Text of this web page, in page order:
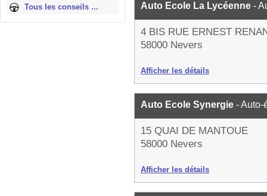
Tous les conseils ...
Auto Ecole La Lycéenne -
4 BIS RUE ERNEST
58000 Nevers
Afficher les détails
Auto Ecole Synergie - Auto-
15 QUAI DE MANTOUE
58000 Nevers
Afficher les détails